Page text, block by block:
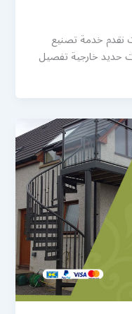
نقدم خدمة تصنيع
حديد خارجية تفصيل